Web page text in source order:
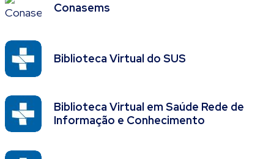
Conasems
Biblioteca Virtual do SUS
Biblioteca Virtual em Saúde Rede de
Informação e Conhecimento